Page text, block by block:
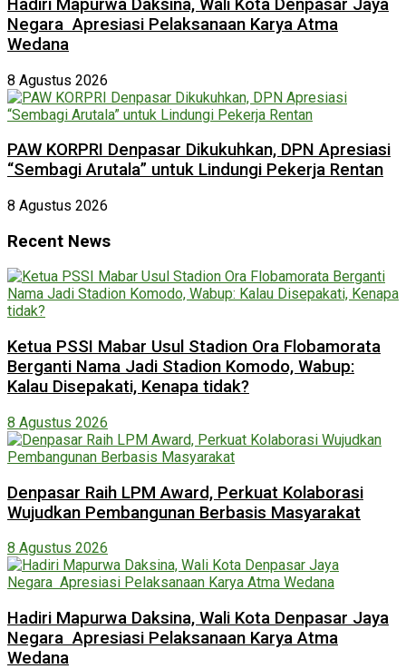
Hadiri Mapurwa Daksina, Wali Kota Denpasar Jaya
Negara Apresiasi Pelaksanaan Karya Atma
Wedana
8 Agustus 2026
PAW KORPRI Denpasar Dikukuhkan, DPN Apresiasi
“Sembagi Arutala” untuk Lindungi Pekerja Rentan
8 Agustus 2026
Recent News
Ketua PSSI Mabar Usul Stadion Ora Flobamorata
Berganti Nama Jadi Stadion Komodo, Wabup:
Kalau Disepakati, Kenapa tidak?
8 Agustus 2026
Denpasar Raih LPM Award, Perkuat Kolaborasi
Wujudkan Pembangunan Berbasis Masyarakat
8 Agustus 2026
Hadiri Mapurwa Daksina, Wali Kota Denpasar Jaya
Negara Apresiasi Pelaksanaan Karya Atma
Wedana